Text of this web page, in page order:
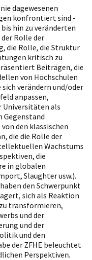
dagewesenen
konfrontiert sind -
hin zu veränderten
Rolle der
die Rolle, die Struktur
kritisch zu
Beiträgen, die
von Hochschulen
sich verändern und/oder
anpassen,
Universitäten als
den klassischen
die die Rolle der
Wachstums
die
in globalen
Slaughter usw.).
den Schwerpunkt
sich als Reaktion
transformieren,
und der
und der
und den
der ZFHE beleuchtet
Perspektiven.